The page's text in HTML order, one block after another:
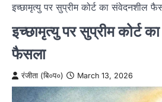
इच्छामृत्यु पर सुप्रीम कोर्ट का संवेदनशील
इच्छामृत्यु पर सुप्रीम कोर्ट
फैसला
रंजीता (बि०प०) March 13, 2026